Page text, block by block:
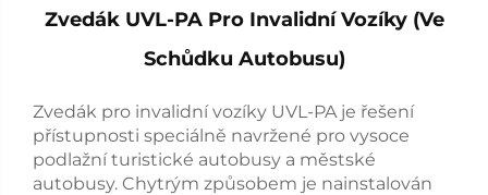
Zvedák UVL-PA Pro Invalidní Vozíky (ve
Schůdku Autobusu)
Zvedák pro invalidní vozíky UVL-PA je řešení
přístupnosti speciálně navržené pro vysoce
podlažní turistické autobusy a městské
autobusy. Chytrým způsobem je nainstalován